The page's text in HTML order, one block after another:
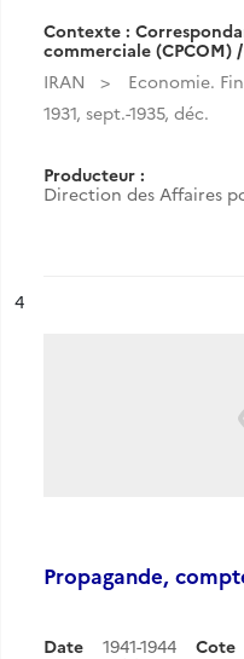
Contexte :
commerciale (CPCOM) /
IRAN
Economie.
1931, sept.-1935, déc.
Producteur :
Direction des Affaires
n°
4
Propagande,
Date 1941-1944 Cote